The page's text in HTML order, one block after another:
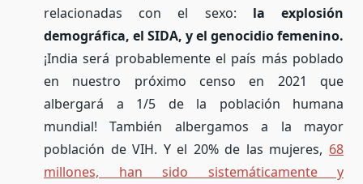
relacionadas con el sexo: la explosión
demográfica, el SIDA, y el genocidio femenino.
¡India será probablemente el país más poblado
en nuestro próximo censo en 2021 que
albergará a 1/5 de la población humana
mundial! También albergamos a la mayor
población de VIH. Y el 20% de las mujeres, 68
millones, han sido sistemáticamente y